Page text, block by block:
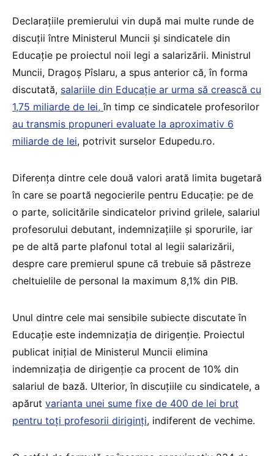
Declarațiile premierului vin după mai multe runde de
discuții între Ministerul Muncii și sindicatele din
Educație pe proiectul noii legi a salarizării. Ministrul
Muncii, Dragoș Pîslaru, a spus anterior că, în forma
discutată, salariile din Educație ar urma să crească cu
1,75 miliarde de lei,în timp ce sindicatele profesorilor
au transmis propuneri evaluate la aproximativ 6
miliarde de lei, potrivit surselor Edupedu.ro.
Diferența dintre cele două valori arată limita bugetară
în care se poartă negocierile pentru Educație: pe de
o parte, solicitările sindicatelor privind grilele, salariul
profesorului debutant, indemnizațiile și sporurile, iar
pe de altă parte plafonul total al legii salarizării,
despre care premierul spune că trebuie să păstreze
cheltuielile de personal la maximum 8,1% din PIB.
Unul dintre cele mai sensibile subiecte discutate în
Educație este indemnizația de dirigenție. Proiectul
publicat inițial de Ministerul Muncii elimina
indemnizația de dirigenție ca procent de 10% din
salariul de bază. Ulterior, în discuțiile cu sindicatele, a
apărut varianta unei sume fixe de 400 de lei brut
pentru toți profesorii diriginți, indiferent de vechime.